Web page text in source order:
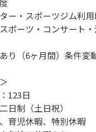
ー・スポーツジム利
ポーツ・コンサート
り（6ヶ月間）条件変
123日
日制（土日祝）
育児休暇、特別休暇